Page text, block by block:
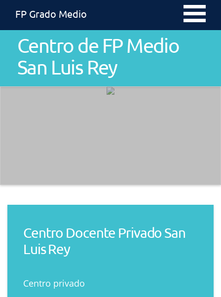
FP Grado Medio
Centro de FP Medio
San Luis Rey
Centro Docente Privado San
Luis Rey
Centro privado